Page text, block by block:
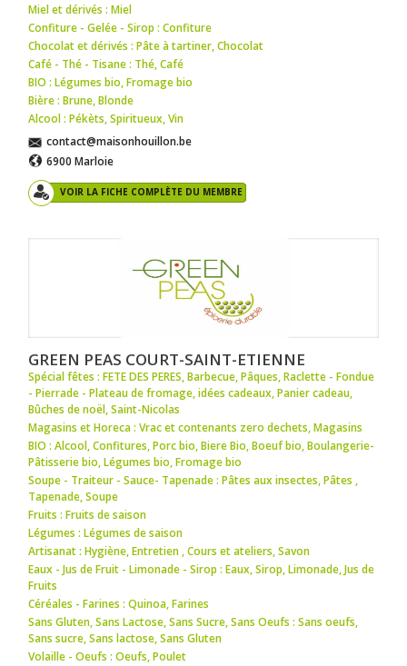
Miel et dérivés : Miel
Confiture - Gelée - Sirop : Confiture
Chocolat et dérivés : Pâte à tartiner,Chocolat
Café - Thé - Tisane : Thé,Café
BIO : Légumes bio,Fromage bio
Bière : Brune,Blonde
Alcool : Pékèts,Spiritueux,Vin
contact@maisonhouillon.be
6900 Marloie
VOIR LA FICHE COMPLÈTE DU MEMBRE
GREEN PEAS COURT-SAINT-ETIENNE
Spécial fêtes : FETE DES PERES,Barbecue,Pâques,Raclette - Fondue
- Pierrade - Plateau de fromage,idées cadeaux,Panier cadeau,
Bûches de noël,Saint-Nicolas
Magasins et Horeca : Vrac et contenants zero dechets,Magasins
BIO : Alcool,Confitures,Porc bio,Biere Bio,Boeuf bio,Boulangerie-
Pâtisserie bio,Légumes bio,Fromage bio
Soupe - Traiteur - Sauce- Tapenade : Pâtes aux insectes,Pâtes ,
Tapenade,Soupe
Fruits : Fruits de saison
Légumes : Légumes de saison
Artisanat : Hygiène,Entretien ,Cours et ateliers,Savon
Eaux - Jus de Fruit - Limonade - Sirop : Eaux,Sirop,Limonade,Jus de
Fruits
Céréales - Farines : Quinoa,Farines
Sans Gluten, Sans Lactose, Sans Sucre, Sans Oeufs : Sans oeufs,
Sans sucre,Sans lactose,Sans Gluten
Volaille - Oeufs : Oeufs,Poulet